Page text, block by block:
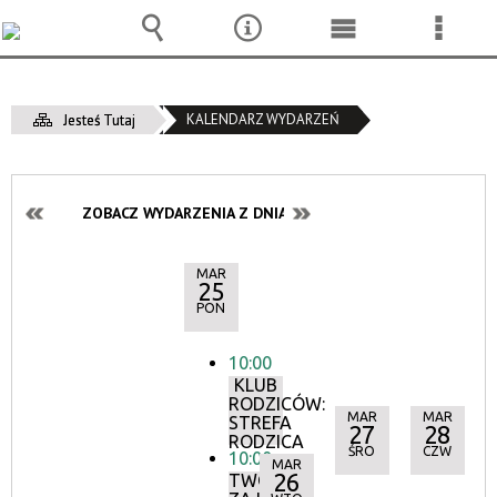
Jesteś Tutaj KALENDARZ WYDARZEŃ
ZOBACZ WYDARZENIA Z DNIA:
MAR
25
PON
10:00
KLUB
RODZICÓW:
STREFA
RODZICA
10:00
TWÓRCZE
MAR
26
MAR
27
ŚRO
MAR
28
CZW
Wyszukiwarka
NarzędziaMenu
Menu